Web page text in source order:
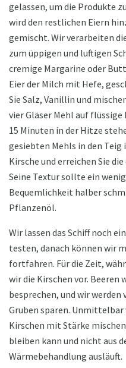
gelassen, um die Produkte
wird den restlichen Eiern
gemischt. Wir verarbeiten
zum üppigen und luftigen
cremige Margarine oder
Eier der Milch mit Hefe,
Sie Salz, Vanillin und
vier Gläser Mehl auf flüssige
15 Minuten in der Hitze
gesiebten Mehls in den
Kirsche und erreichen Sie
Seine Textur sollte ein
Bequemlichkeit halber
Pflanzenöl.
Wir lassen das Schiff noch
testen, danach können wir
fortfahren. Für die Zeit,
wir die Kirschen vor. Beeren
besprechen, und wir
Gruben sparen. Unmittelbar
Kirschen mit Stärke
bleiben kann und nicht aus
Wärmebehandlung ausläuft.